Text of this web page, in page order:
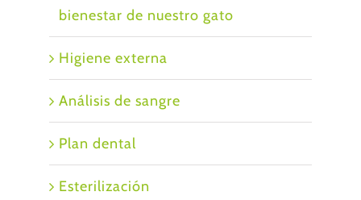
bienestar de nuestro gato
Higiene externa
Análisis de sangre
Plan dental
Esterilización